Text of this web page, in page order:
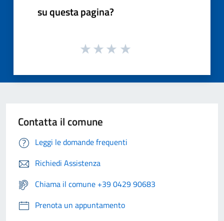
su questa pagina?
Contatta il comune
Leggi le domande frequenti
Richiedi Assistenza
Chiama il comune +39 0429 90683
Prenota un appuntamento